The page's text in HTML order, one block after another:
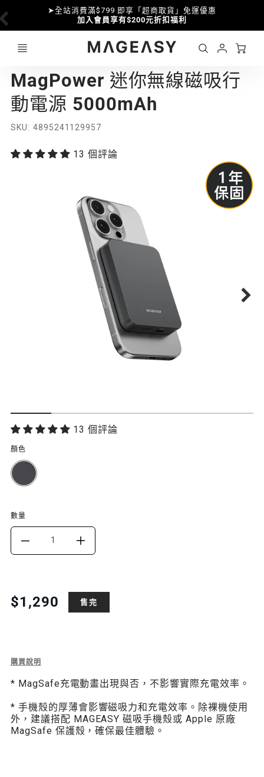
➤全站消費滿$799 即享「超商取貨」免運優惠
加入會員享有$200元折扣福利
Account
Login
MAGEASY
MagPower 迷你無線磁吸行
動電源 5000mAh
SKU 4895241129957
13 個評論
功
能
特
13 個評論
Translation
missing:
$1,290 售完
顏色
數量
DECREASE
FOR
MAGPOWER
你
無
線
磁
INCREASE
FOR
MAGPOWER
無
線
磁
Description
MagPower
你
無
線
購買說明
* MagSafe充電動畫出現與否，不影響實際充電效率。
* 手機殼的厚薄會影響磁吸力和充電效率。除裸機使用
外，建議搭配 MAGEASY 磁吸手機殼或 Apple 原廠
MagSafe 保護殼，確保最佳體驗。